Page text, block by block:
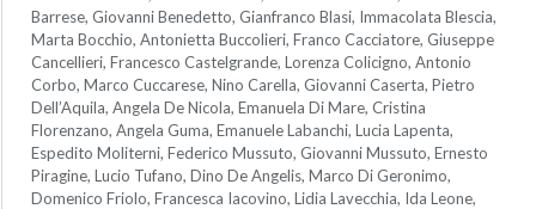
Barrese, Giovanni Benedetto, Gianfranco Blasi, Immacolata Blescia,
Marta Bocchio, Antonietta Buccolieri, Franco Cacciatore, Giuseppe
Cancellieri, Francesco Castelgrande, Lorenza Colicigno, Antonio
Corbo, Marco Cuccarese, Nino Carella, Giovanni Caserta, Pietro
Dell’Aquila, Angela De Nicola, Emanuela Di Mare, Cristina
Florenzano, Angela Guma, Emanuele Labanchi, Lucia Lapenta,
Espedito Moliterni, Federico Mussuto, Giovanni Mussuto, Ernesto
Piragine, Lucio Tufano, Dino De Angelis, Marco Di Geronimo,
Domenico Friolo, Francesca Iacovino, Lidia Lavecchia, Ida Leone,